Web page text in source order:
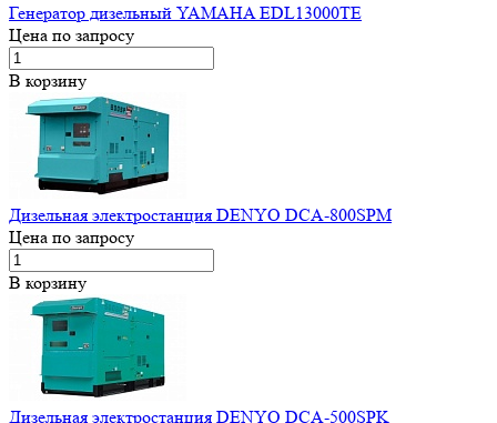
Генератор дизельный YAMAHA EDL13000TE
Цена по запросу
В корзину
Дизельная электростанция DENYO DCA-800SPM
Цена по запросу
В корзину
Дизельная электростанция DENYO DCA-500SPK